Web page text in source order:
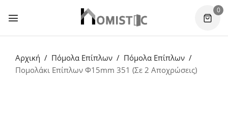
0
Αρχική Πόμολα Επίπλων
Πόμολα Επίπλων
Πομολάκι Επίπλων Φ15mm 351 (Σε 2 Αποχρώσεις)